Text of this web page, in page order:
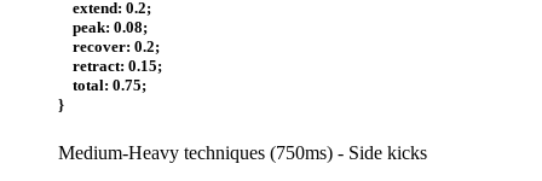
extend: 0.2;
peak: 0.08;
recover: 0.2;
retract: 0.15;
total: 0.75;
}
Medium-Heavy techniques (750ms) - Side kicks